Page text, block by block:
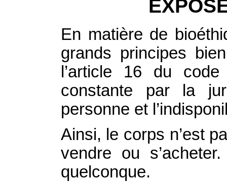
En matière de
grands principes
l’article 16 du
constante par la
personne et
Ainsi, le corps n’est
vendre ou
quelconque.